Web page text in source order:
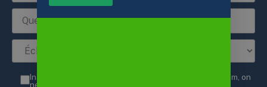
Inscription à la newsletter, 4 emails par an, pas de spam, on
ne revend pas vos coordonnées.